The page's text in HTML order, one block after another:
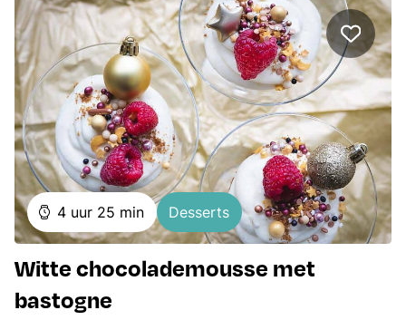
4uur
uur 25 minuten
min Desserts
Witte chocolademousse met
bastogne